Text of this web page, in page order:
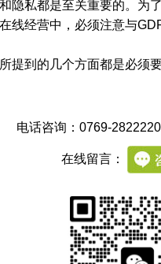
隐私都是至关重要的。为
线经营中，必须注意与
提到的几个方面都是必须
电话咨询：0769-
在线留言：